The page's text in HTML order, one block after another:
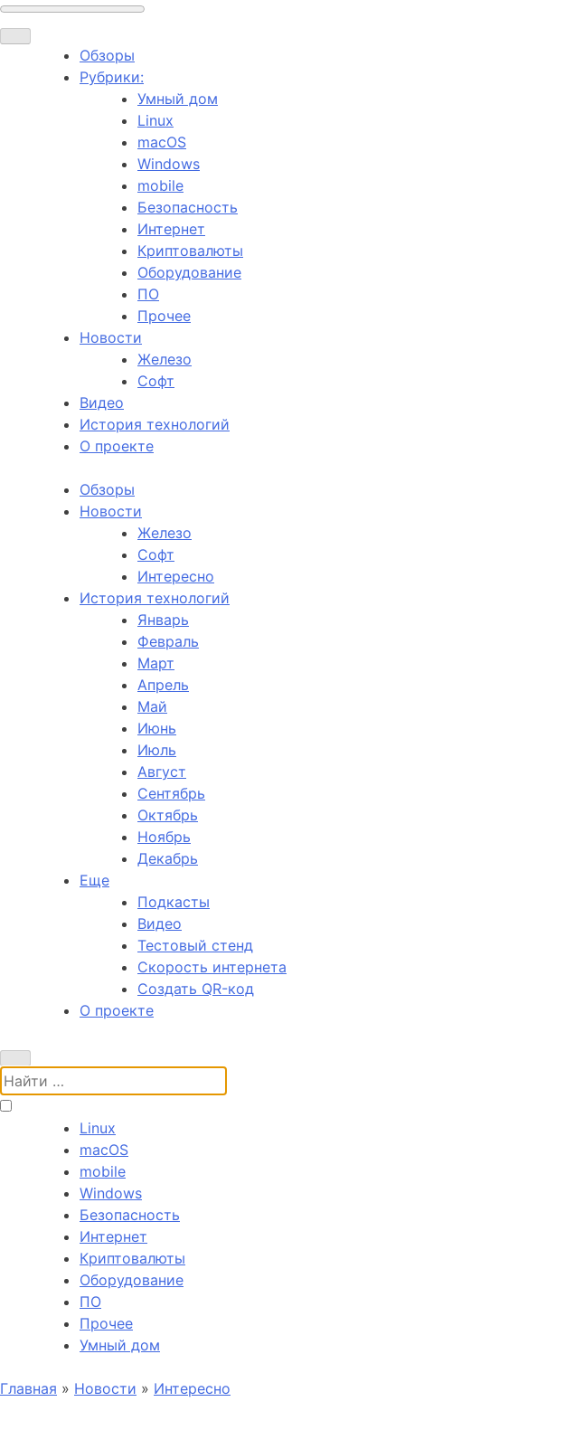
Обзоры
Рубрики:
Умный дом
Linux
macOS
Windows
mobile
Безопасность
Интернет
Криптовалюты
Оборудование
ПО
Прочее
Новости
Железо
Софт
Видео
История технологий
О проекте
Обзоры
Новости
Железо
Софт
Интересно
История технологий
Январь
Февраль
Март
Апрель
Май
Июнь
Июль
Август
Сентябрь
Октябрь
Ноябрь
Декабрь
Еще
Подкасты
Видео
Тестовый стенд
Скорость интернета
Создать QR-код
О проекте
Поиск:
Linux
macOS
mobile
Windows
Безопасность
Интернет
Криптовалюты
Оборудование
ПО
Прочее
Умный дом
Главная » Новости » Интересно